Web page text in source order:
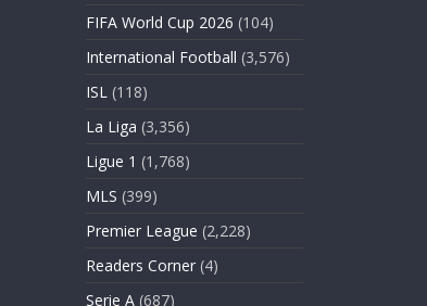
FIFA World Cup 2026 (104)
International Football (3,576)
ISL (118)
La Liga (3,356)
Ligue 1 (1,768)
MLS (399)
Premier League (2,228)
Readers Corner (4)
Serie A (687)